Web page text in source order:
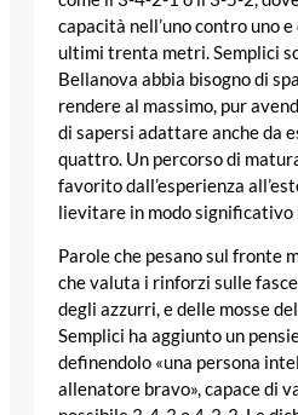
capacità nell’uno contro uno
ultimi trenta metri. Semplici
Bellanova abbia bisogno di
rendere al massimo, pur
di sapersi adattare anche da
quattro. Un percorso di
favorito dall’esperienza
lievitare in modo significativo
Parole che pesano sul fronte
che valuta i rinforzi sulle
degli azzurri, e delle mosse
Semplici ha aggiunto un
definendolo «una persona
allenatore bravo», capace di